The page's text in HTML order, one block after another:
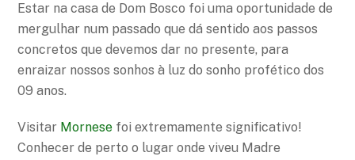
Estar na casa de Dom Bosco foi uma oportunidade de
mergulhar num passado que dá sentido aos passos
concretos que devemos dar no presente, para
enraizar nossos sonhos à luz do sonho profético dos
09 anos.
Visitar Mornese foi extremamente significativo!
Conhecer de perto o lugar onde viveu Madre